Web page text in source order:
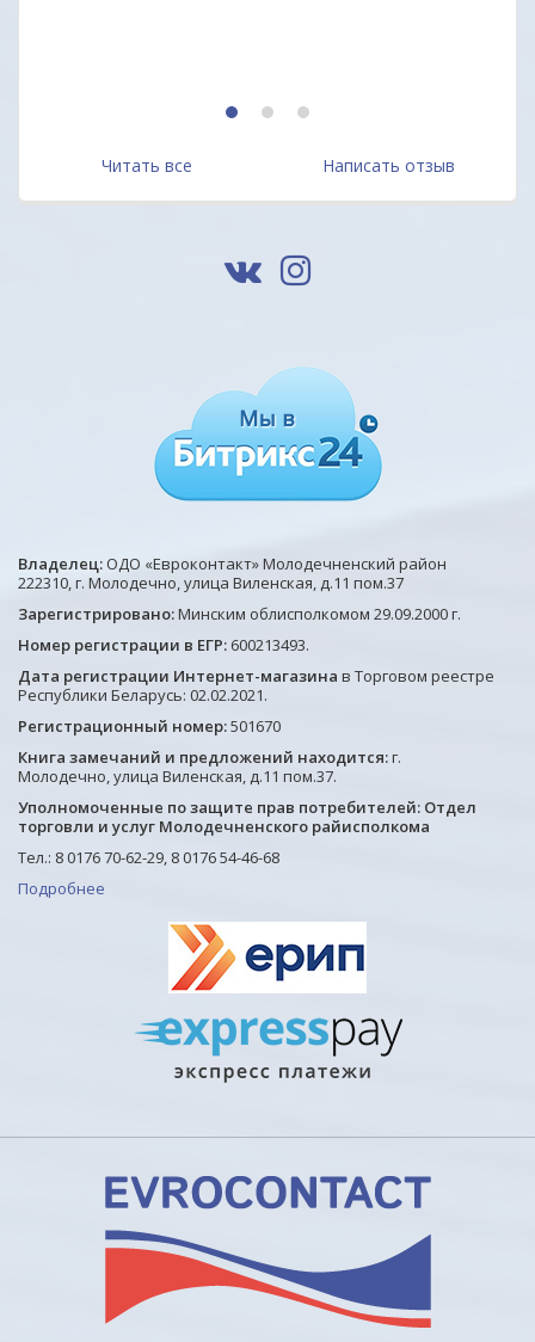
1 2 3
Читать все Написать отзыв
Владелец: ОДО «Евроконтакт» Молодечненский район
222310, г. Молодечно, улица Виленская, д.11 пом.37
Зарегистрировано:Минским облисполкомом 29.09.2000 г.
Номер регистрации в ЕГР: 600213493.
Дата регистрации Интернет-магазина в Торговом реестре
Республики Беларусь: 02.02.2021.
Регистрационный номер:501670
Книга замечаний и предложений находится:г.
Молодечно, улица Виленская, д.11 пом.37.
Уполномоченные по защите прав потребителей: Отдел
торговли и услуг Молодечненского райисполкома
Тел.: 8 0176 70-62-29, 8 0176 54-46-68
Подробнее